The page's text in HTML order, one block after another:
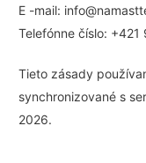
E -mail: info@
Telefónne číslo:
Tieto zásady
synchronizované s
2026.